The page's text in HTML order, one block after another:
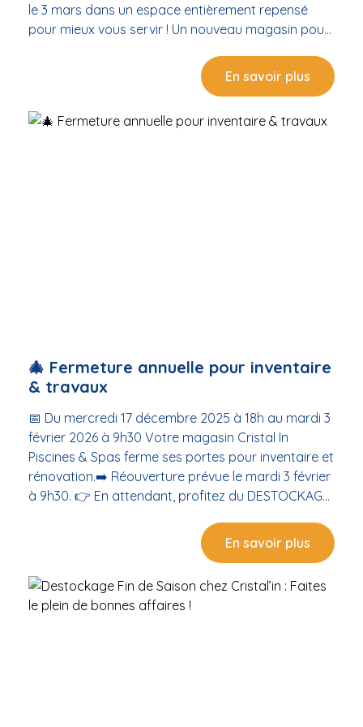
le 3 mars dans un espace entièrement repensé
pour mieux vous servir ! Un nouveau magasin pour
temporaire nous permet de vous proposer : Un
espace modernisé et plus accueillant Une mise en
valeur optimisée de nos produits Un parcours
client plus fluide Toujours les mêmes conseils
En savoir plus
🎄 Fermeture annuelle pour inventaire
& travaux
📅 Du mercredi 17 décembre 2025 à 18h au mardi 3
février 2026 à 9h30 Votre magasin Cristal In
Piscines & Spas ferme ses portes pour inventaire et
rénovation.➡️ Réouverture prévue le mardi 3 février
à 9h30. 👉 En attendant, profitez du DESTOCKAGE
piscine Accessoires & équipements Robots
électriques Traitements d’eau🛍️ … à prix réduits
dans la limite des stocks disponibles ! Nous restons
à votre écoute jusqu’à la fermeture pour vous
conseiller et vous accompagner.Merci pour votre
En savoir plus